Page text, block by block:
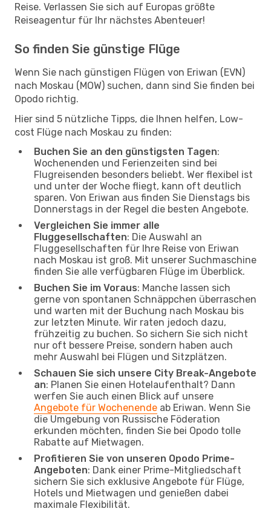
Reise. Verlassen Sie sich auf Europas größte
Reiseagentur für Ihr nächstes Abenteuer!
So finden Sie günstige Flüge
Wenn Sie nach günstigen Flügen von Eriwan (EVN)
nach Moskau (MOW) suchen, dann sind Sie finden bei
Opodo richtig.
Hier sind 5 nützliche Tipps, die Ihnen helfen, Low-
cost Flüge nach Moskau zu finden:
Buchen Sie an den günstigsten Tagen:
Wochenenden und Ferienzeiten sind bei
Flugreisenden besonders beliebt. Wer flexibel ist
und unter der Woche fliegt, kann oft deutlich
sparen. Von Eriwan aus finden Sie Dienstags bis
Donnerstags in der Regel die besten Angebote.
Vergleichen Sie immer alle
Fluggesellschaften: Die Auswahl an
Fluggesellschaften für Ihre Reise von Eriwan
nach Moskau ist groß. Mit unserer Suchmaschine
finden Sie alle verfügbaren Flüge im Überblick.
Buchen Sie im Voraus: Manche lassen sich
gerne von spontanen Schnäppchen überraschen
und warten mit der Buchung nach Moskau bis
zur letzten Minute. Wir raten jedoch dazu,
frühzeitig zu buchen. So sichern Sie sich nicht
nur oft bessere Preise, sondern haben auch
mehr Auswahl bei Flügen und Sitzplätzen.
Schauen Sie sich unsere City Break-Angebote
an: Planen Sie einen Hotelaufenthalt? Dann
werfen Sie auch einen Blick auf unsere
Angebote für Wochenende ab Eriwan. Wenn Sie
die Umgebung von Russische Föderation
erkunden möchten, finden Sie bei Opodo tolle
Rabatte auf Mietwagen.
Profitieren Sie von unseren Opodo Prime-
Angeboten: Dank einer Prime-Mitgliedschaft
sichern Sie sich exklusive Angebote für Flüge,
Hotels und Mietwagen und genießen dabei
maximale Flexibilität.